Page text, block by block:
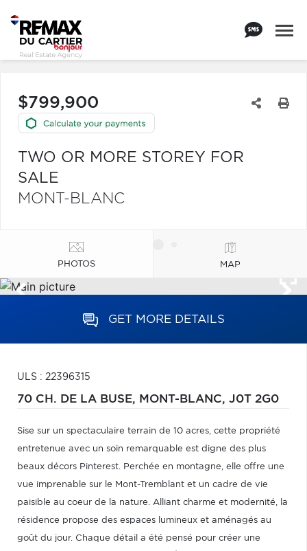
$799,900
TWO OR MORE STOREY FOR
SALE
MONT-BLANC
PHOTOS MAP
GET MORE DETAILS
ULS : 22396315
70 CH. DE LA BUSE, MONT-BLANC, J0T 2G0
Sise sur un spectaculaire terrain de 10 acres, cette propriété
entretenue avec un soin remarquable est digne des plus
beaux décors Pinterest. Perchée en montagne, elle offre une
vue imprenable sur le Mont-Tremblant et un cadre de vie
paisible au coeur de la nature. Alliant charme et modernité, la
résidence propose des espaces lumineux et aménagés au
goût du jour. Chaque détail a été pensé pour créer une